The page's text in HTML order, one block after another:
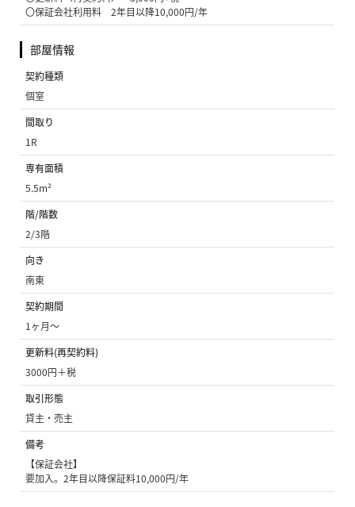
〇保証会社利用料 2年目以降10,000円/年
部屋情報
契約種類
個室
間取り
1R
専有面積
5.5m²
階/階数
2/3階
向き
南東
契約期間
1ヶ月〜
更新料(再契約料)
3000円＋税
取引形態
貸主・売主
備考
【保証会社】
要加入。2年目以降保証料10,000円/年